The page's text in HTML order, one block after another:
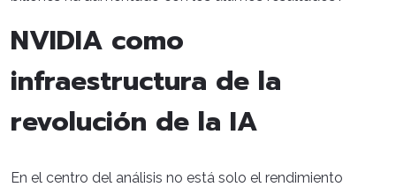
NVIDIA como
infraestructura de la
revolución de la IA
En el centro del análisis no está solo el rendimiento